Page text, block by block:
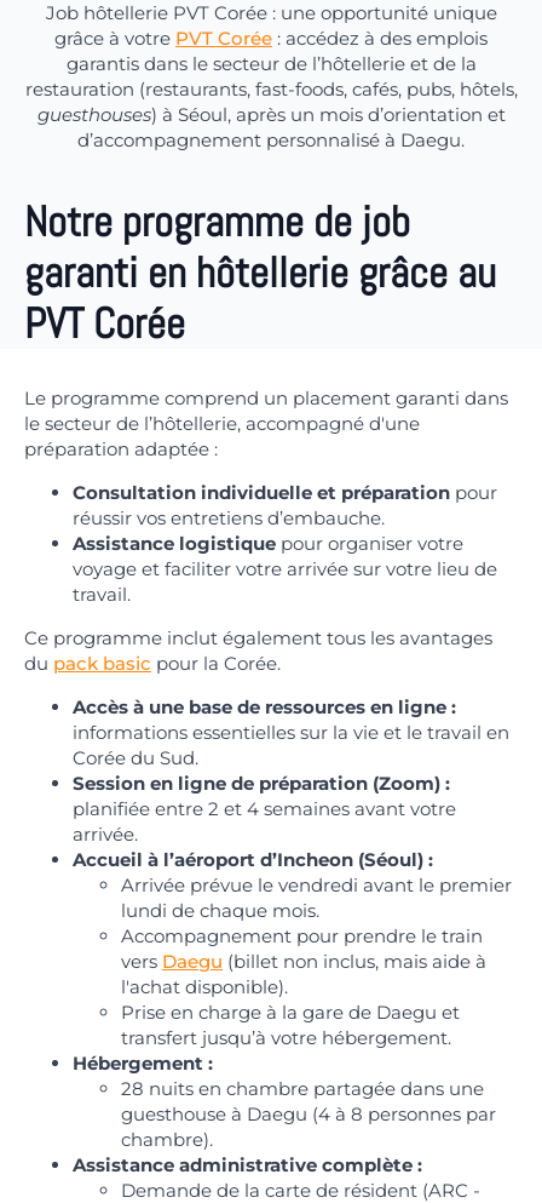
Job hôtellerie PVT Corée : une opportunité unique
grâce à votre PVT Corée : accédez à des emplois
garantis dans le secteur de l’hôtellerie et de la
restauration (restaurants, fast-foods, cafés, pubs, hôtels,
guesthouses) à Séoul, après un mois d’orientation et
d’accompagnement personnalisé à Daegu.
Notre programme de job
garanti en hôtellerie grâce au
PVT Corée
Le programme comprend un placement garanti dans
le secteur de l’hôtellerie, accompagné d'une
préparation adaptée :
Consultation individuelle et préparation pour
réussir vos entretiens d’embauche.
Assistance logistique pour organiser votre
voyage et faciliter votre arrivée sur votre lieu de
travail.
Ce programme inclut également tous les avantages
du pack basic pour la Corée.
Accès à une base de ressources en ligne :
informations essentielles sur la vie et le travail en
Corée du Sud.
Session en ligne de préparation (Zoom) :
planifiée entre 2 et 4 semaines avant votre
arrivée.
Accueil à l’aéroport d’Incheon (Séoul) :
Arrivée prévue le vendredi avant le premier
lundi de chaque mois.
Accompagnement pour prendre le train
vers Daegu (billet non inclus, mais aide à
l'achat disponible).
Prise en charge à la gare de Daegu et
transfert jusqu’à votre hébergement.
Hébergement :
28 nuits en chambre partagée dans une
guesthouse à Daegu (4 à 8 personnes par
chambre).
Assistance administrative complète :
Demande de la carte de résident (ARC -